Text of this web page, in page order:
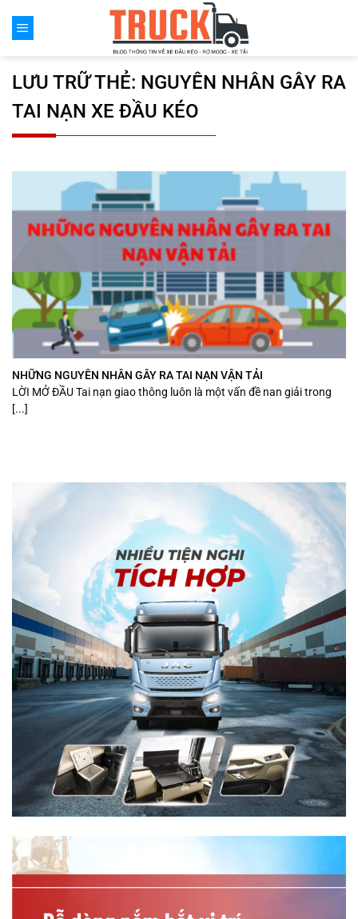
đến
LƯU TRỮ THẺ: NGUYÊN NHÂN GÂY RA
TAI NẠN XE ĐẦU KÉO
NHỮNG NGUYÊN NHÂN GÂY RA TAI NẠN VẬN TẢI
LỜI MỞ ĐẦU Tai nạn giao thông luôn là một vấn đề nan giải trong
[...]